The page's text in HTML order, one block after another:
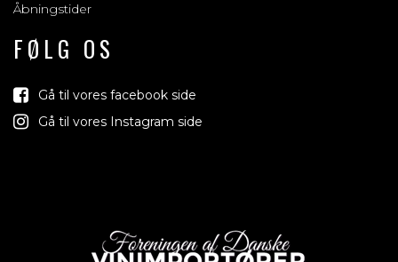
Åbningstider
FØLG OS
Gå til vores facebook side
Gå til vores Instagram side